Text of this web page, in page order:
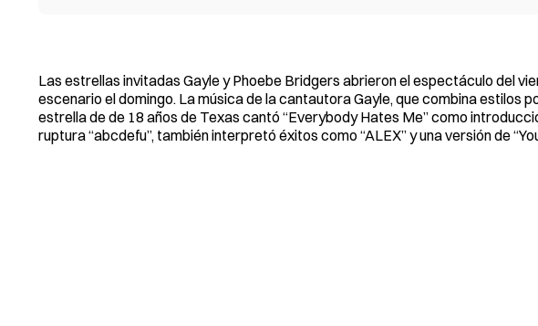
Las estrellas invitadas Gayle y Phoebe Bridgers abrieron el espectáculo del
escenario el domingo. La música de la cantautora Gayle, que combina estilos
estrella de de 18 años de Texas cantó “Everybody Hates Me” como
ruptura “abcdefu”, también interpretó éxitos como “ALEX” y una versión de